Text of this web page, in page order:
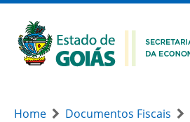
Home Documentos Fiscais